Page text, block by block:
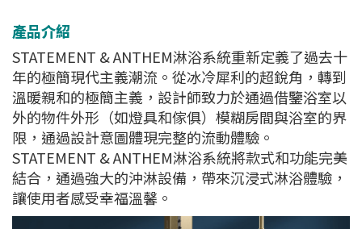
產品介紹
STATEMENT & ANTHEM淋浴系統重新定義了過去十
年的極簡現代主義潮流。從冰冷犀利的超銳角，轉到
溫暖親和的極簡主義，設計師致力於通過借鑒浴室以
外的物件外形（如燈具和傢俱）模糊房間與浴室的界
限，通過設計意圖體現完整的流動體驗。
STATEMENT & ANTHEM淋浴系統將款式和功能完美
結合，通過強大的沖淋設備，帶來沉浸式淋浴體驗，
讓使用者感受幸福溫馨。